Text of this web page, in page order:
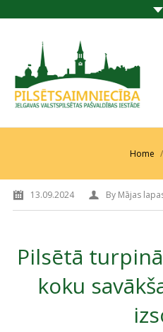
PAR
Home
13.09.2024 By Mājas
Pilsētā
koku